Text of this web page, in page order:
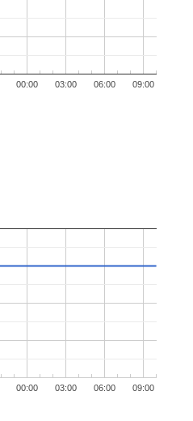
00:00 03:00 06:00 09:00
00:00 03:00 06:00 09:00